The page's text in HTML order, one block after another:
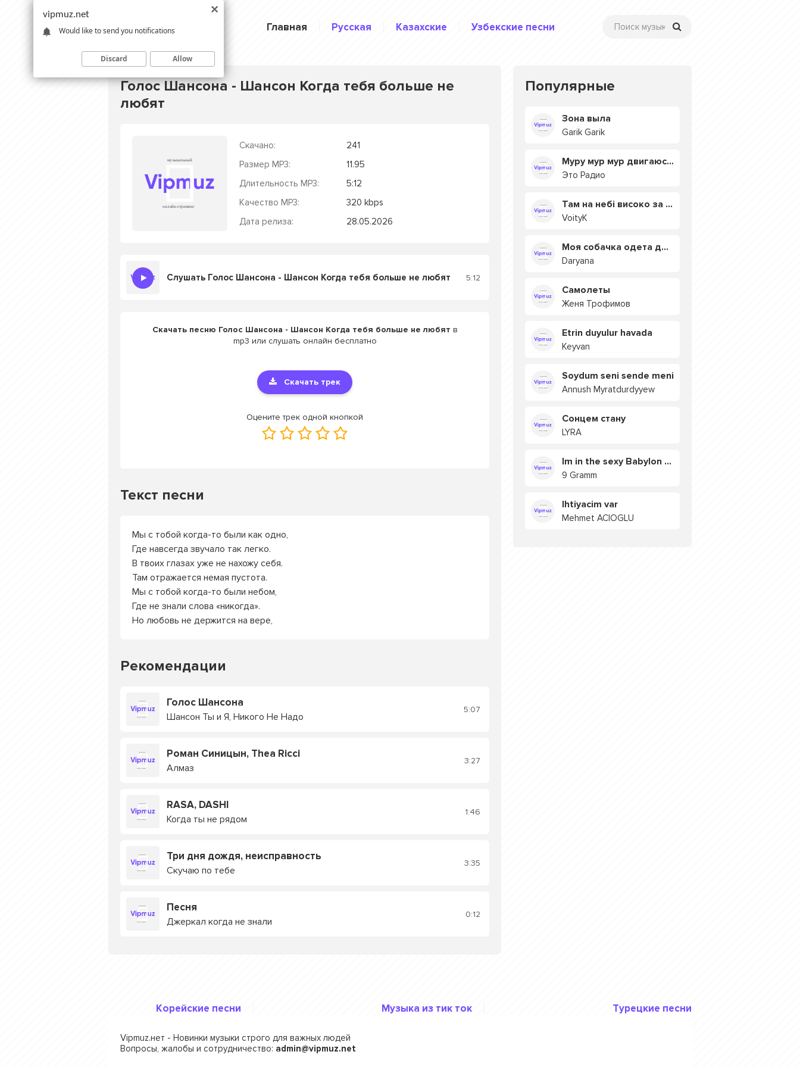
Главная Русская Казахские Узбекские песни
Голос Шансона - Шансон Когда тебя больше не
любят
Скачано:
241
Размер MP3:
11.95
Длительность MP3:
5:12
Качество MP3:
320 kbps
Дата релиза:
28.05.2026
Слушать Голос Шансона - Шансон Когда тебя больше не любят 5:12
Скачать песню Голос Шансона - Шансон Когда тебя больше не любят в
mp3 или слушать онлайн бесплатно
Скачать трек
Оцените трек одной кнопкой
Текст песни
Мы с тобой когда-то были как одно,
Где навсегда звучало так легко.
В твоих глазах уже не нахожу себя.
Там отражается немая пустота.
Мы с тобой когда-то были небом,
Где не знали слова «никогда».
Но любовь не держится на вере,
Рекомендации
Голос Шансона
Шансон Ты и Я, Никого Не Надо
5:07
Роман Синицын, Thea Ricci
Алмаз
3:27
RASA, DASHI
Когда ты не рядом
1:46
Три дня дождя, неисправность
Скучаю по тебе
3:35
Песня
Джеркал когда не знали
0:12
Популярные
Зона выла
Garik Garik
Муру мур мур двигаюсь на мурмулях
Это Радио
Там на небі високо за хмарами
VoityK
Моя собачка одета дороже тебя
Daryana
Самолеты
Женя Трофимов
Etrin duyulur havada
Keyvan
Soydum seni sende meni
Annush Myratdurdyyew
Сонцем стану
LYRA
Im in the sexy Babylon БУЯ
9 Gramm
Ihtiyacim var
Mehmet ACIOGLU
Корейские песни Музыка из тик ток Турецкие песни
Vipmuz.нет - Новинки музыки строго для важных людей
Вопросы, жалобы и сотрудничество: admin@vipmuz.net
vipmuz.net
Would like to send you notifications
Discard Allow